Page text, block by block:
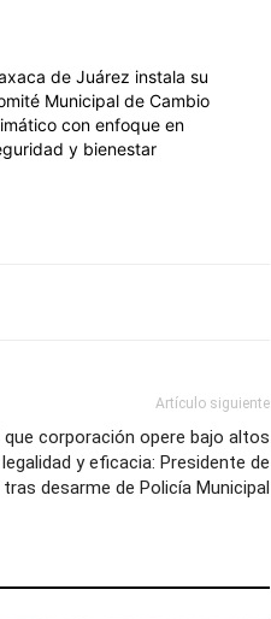
de Juárez instala su
Municipal de Cambio
con enfoque en
y bienestar
Artículo siguiente
que corporación opere bajo altos
y eficacia: Presidente de
desarme de Policía Municipal